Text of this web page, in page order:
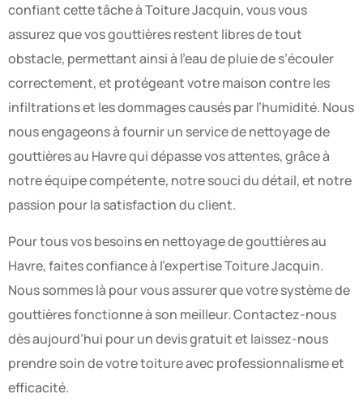
confiant cette tâche à Toiture Jacquin, vous vous
assurez que vos gouttières restent libres de tout
obstacle, permettant ainsi à l’eau de pluie de s’écouler
correctement, et protégeant votre maison contre les
infiltrations et les dommages causés par l’humidité. Nous
nous engageons à fournir un service de nettoyage de
gouttières au Havre qui dépasse vos attentes, grâce à
notre équipe compétente, notre souci du détail, et notre
passion pour la satisfaction du client.
Pour tous vos besoins en nettoyage de gouttières au
Havre, faites confiance à l’expertise Toiture Jacquin.
Nous sommes là pour vous assurer que votre système de
gouttières fonctionne à son meilleur. Contactez-nous
dès aujourd’hui pour un devis gratuit et laissez-nous
prendre soin de votre toiture avec professionnalisme et
efficacité.